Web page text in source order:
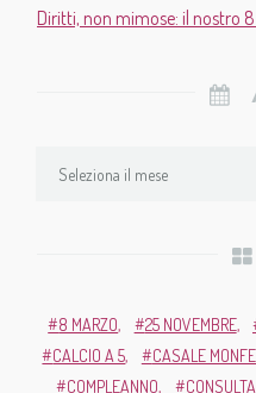
Diritti, non mimose: il nostro
8 MARZO 25 NOVEMBRE
CALCIO A 5
CASALE
COMPLEANNO
CONSULTA